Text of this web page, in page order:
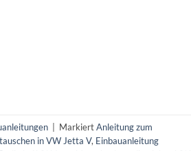
MarkiertAnleitung zum
in VW Jetta V, Einbauanleitung